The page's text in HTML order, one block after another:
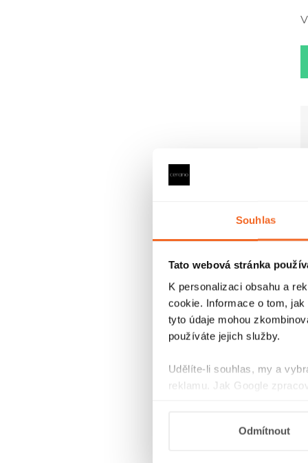
Souhlas
Tato webová stránka
K personalizaci obsahu a
cookie. Informace o tom,
tyto údaje mohou
používáte jejich služby.
Udělíte-li souhlas, my a
reklamu. Jak Google
Odmítnout